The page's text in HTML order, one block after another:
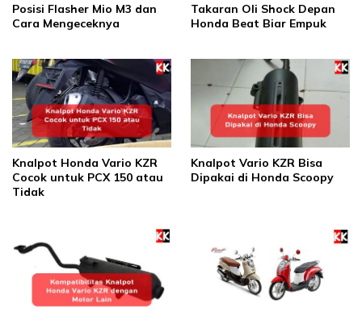
Posisi Flasher Mio M3 dan
Cara Mengeceknya
Takaran Oli Shock Depan
Honda Beat Biar Empuk
Knalpot Honda Vario KZR
Cocok untuk PCX 150 atau
Tidak
Knalpot Vario KZR Bisa
Dipakai di Honda Scoopy